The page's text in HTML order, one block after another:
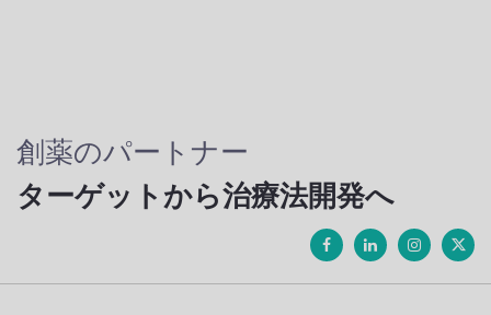
創薬のパートナー
ターゲットから治療法開発へ